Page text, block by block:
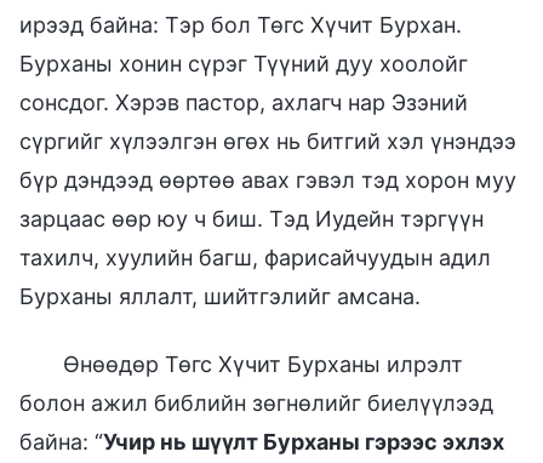
ирээд байна: Тэр бол Төгс Хүчит Бурхан.
Бурханы хонин сүрэг Түүний дуу хоолойг
сонсдог. Хэрэв пастор, ахлагч нар Эзэний
сүргийг хүлээлгэн өгөх нь битгий хэл үнэндээ
бүр дэндээд өөртөө авах гэвэл тэд хорон муу
зарцаас өөр юу ч биш. Тэд Иудейн тэргүүн
тахилч, хуулийн багш, фарисайчуудын адил
Бурханы яллалт, шийтгэлийг амсана.
Өнөөдөр Төгс Хүчит Бурханы илрэлт
болон ажил библийн зөгнөлийг биелүүлээд
байна: “Учир нь шүүлт Бурханы гэрээс эхлэх